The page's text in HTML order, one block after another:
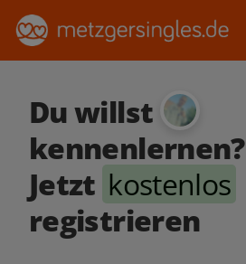
Du willst
kennenlernen?
Jetzt kostenlos
registrieren